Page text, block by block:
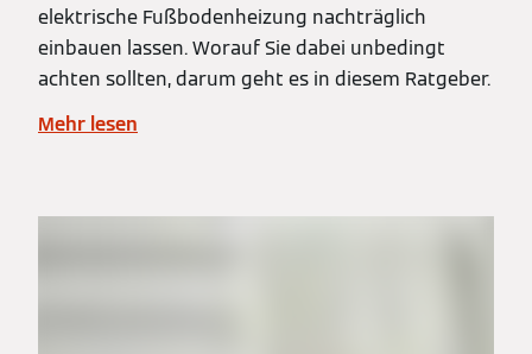
elektrische Fußbodenheizung nachträglich
einbauen lassen. Worauf Sie dabei unbedingt
achten sollten, darum geht es in diesem Ratgeber.
Mehr lesen